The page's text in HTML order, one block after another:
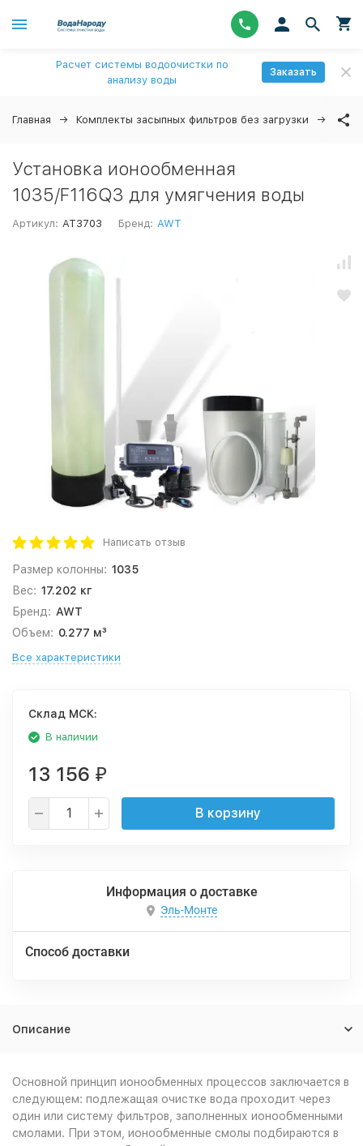
Расчет системы водоочистки по
анализу воды
Заказать
Главная Комплекты засыпных фильтров без загрузки
Установка ионообменная
1035/F116Q3 для умягчения воды
Артикул: AT3703 Бренд: AWT
Написать отзыв
Размер колонны: 1035
Вес: 17.202 кг
Бренд: AWT
Объем: 0.277 м³
Все характеристики
Cклад МСК:
В наличии
13 156 ₽
В корзину
Информация о доставке
Эль-Монте
Способ доставки
Описание
Основной принцип ионообменных процессов заключается в
следующем: подлежащая очистке вода проходит через
один или систему фильтров, заполненных ионообменными
смолами. При этом, ионообменные смолы подбираются в